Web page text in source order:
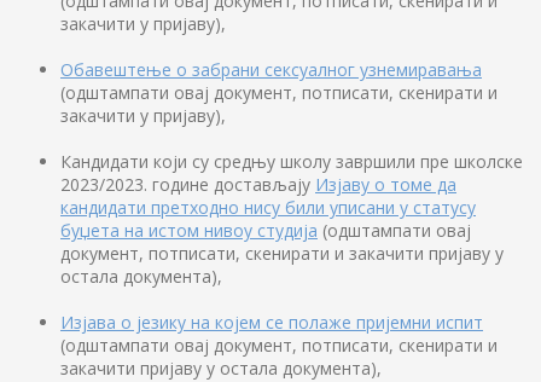
закачити у пријаву),
Обавештење о забрани сексуалног узнемиравања
(одштампати овај документ, потписати, скенирати и
закачити у пријаву),
Кандидати који су средњу школу завршили пре школске
2023/2023. године достављају Изјаву о томе да
кандидати претходно нису били уписани у статусу
буџета на истом нивоу студија (одштампати овај
документ, потписати, скенирати и закачити пријаву у
остала документа),
Изјава о језику на којем се полаже пријемни испит
(одштампати овај документ, потписати, скенирати и
закачити пријаву у остала документа),